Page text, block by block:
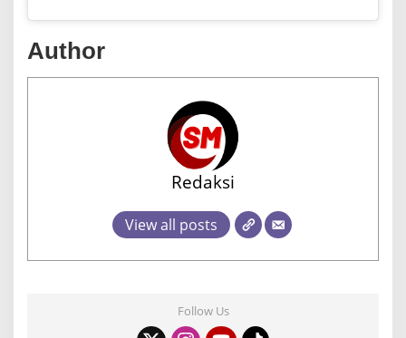
Author
Redaksi
View all posts
Follow Us